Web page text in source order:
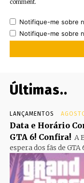
comment.
Notifique-me sobre
Notifique-me sobre
Últimas..
LANÇAMENTOS
Data e Horário
GTA 6! Confira! A
espera dos fãs de